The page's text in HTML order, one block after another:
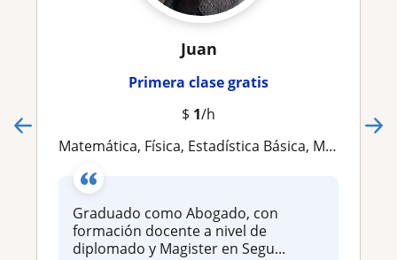
Juan
Primera clase gratis
$ 1/h
Matemática, Física, Estadística Básica, Metodología
Graduado como Abogado, con
formación docente a nivel de
diplomado y Magister en Segu...